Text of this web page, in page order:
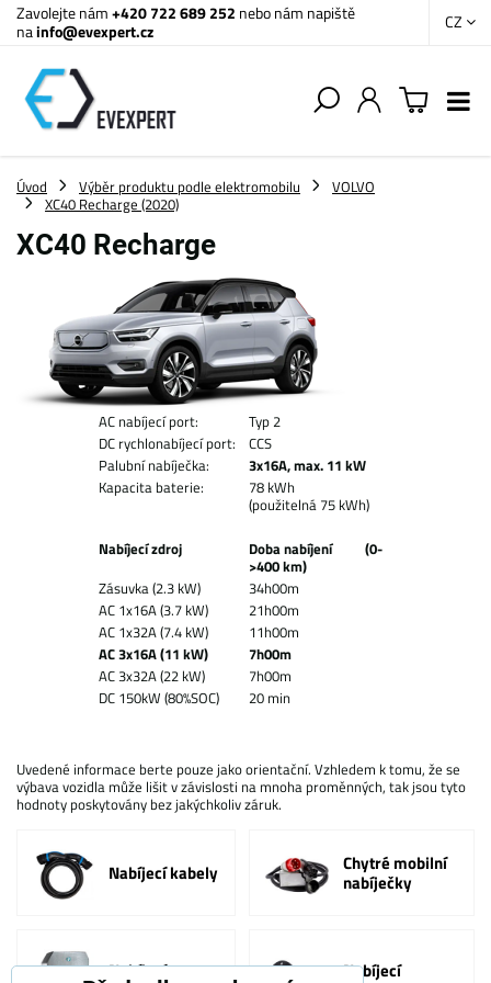
Zavolejte nám+420 722 689 252 nebo nám napiště
nainfo@evexpert.cz CZ
Úvod Výběr produktu podle elektromobilu
VOLVO
XC40 Recharge (2020)
XC40 Recharge
AC nabíjecí port:
Typ 2
DC rychlonabíjecí port:
CCS
Palubní nabíječka:
3x16A, max. 11 kW
Kapacita baterie:
78 kWh
(použitelná 75 kWh)
Nabíjecí zdroj
Doba nabíjení (0-
>400 km)
Zásuvka (2.3 kW)
34h00m
AC 1x16A (3.7 kW)
21h00m
AC 1x32A (7.4 kW)
11h00m
AC 3x16A (11 kW)
7h00m
AC 3x32A (22 kW)
7h00m
DC 150kW (80%SOC)
20 min
Uvedené informace berte pouze jako orientační. Vzhledem k tomu, že se
výbava vozidla může lišit v závislosti na mnoha proměnných, tak jsou tyto
hodnoty poskytovány bez jakýchkoliv záruk.
Nabíjecí kabely Chytré mobilní
nabíječky
Nabíjecí Nabíjecí